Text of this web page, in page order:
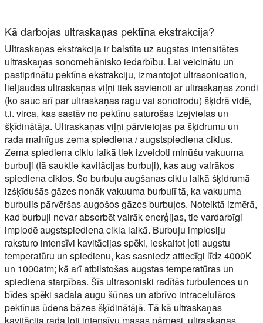
Kā darbojas ultraskaņas pektīna ekstrakcija?
Ultraskaņas ekstrakcija ir balstīta uz augstas intensitātes
ultraskaņas sonomehānisko iedarbību. Lai veicinātu un
pastiprinātu pektīna ekstrakciju, izmantojot ultrasonication,
lieljaudas ultraskaņas viļņi tiek savienoti ar ultraskaņas zondi
(ko sauc arī par ultraskaņas ragu vai sonotrodu) šķidrā vidē,
t.i. virca, kas sastāv no pektīnu saturošas izejvielas un
šķīdinātāja. Ultraskaņas viļņi pārvietojas pa šķidrumu un
rada mainīgus zema spiediena / augstspiediena ciklus.
Zema spiediena ciklu laikā tiek izveidoti minūšu vakuuma
burbuļi (tā sauktie kavitācijas burbuļi), kas aug vairākos
spiediena ciklos. Šo burbuļu augšanas ciklu laikā šķidrumā
izšķīdušās gāzes nonāk vakuuma burbulī tā, ka vakuuma
burbulis pārvēršas augošos gāzes burbuļos. Noteiktā izmērā,
kad burbuļi nevar absorbēt vairāk enerģijas, tie vardarbīgi
implodē augstspiediena cikla laikā. Burbuļu implosiju
raksturo intensīvi kavitācijas spēki, ieskaitot ļoti augstu
temperatūru un spiedienu, kas sasniedz attiecīgi līdz 4000K
un 1000atm; kā arī atbilstošas augstas temperatūras un
spiediena starpības. Šīs ultrasoniski radītās turbulences un
bīdes spēki sadala augu šūnas un atbrīvo intracelulāros
pektīnus ūdens bāzes šķīdinātājā. Tā kā ultraskaņas
kavitācija rada ļoti intensīvu masas pārnesi, ultraskaņas